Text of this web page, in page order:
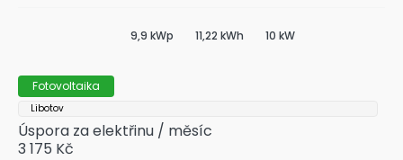
9,9 kWp 11,22 kWh 10 kW
Fotovoltaika
Libotov
Úspora za elektřinu / měsíc
3 175 Kč